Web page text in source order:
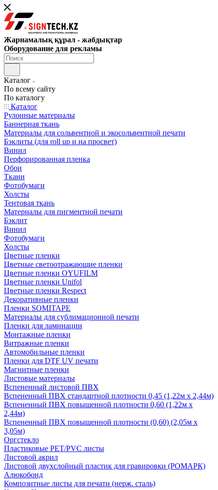
Жарнамалық құрал - жабдықтар
Оборудование для рекламы
Каталог
По всему сайту
По каталогу
Каталог
Рулонные материалы
Баннерная ткань
Материалы для сольвентной и экосольвентной печати
Бэклиты (для roll up и на просвет)
Винил
Перфорированная пленка
Обои
Ткани
Фотобумаги
Холсты
Тентовая ткань
Материалы для пигментной печати
Бэклит
Винил
Фотобумаги
Холсты
Цветные пленки
Цветные светоотражающие пленки
Цветные пленки OYUFILM
Цветные пленки Unifol
Цветные пленки Respect
Декоративные пленки
Пленки SOMITAPE
Материалы для сублимационной печати
Пленки для ламинации
Монтажные пленки
Витражные пленки
Автомобильные пленки
Пленки для DTF UV печати
Магнитные пленки
Листовые материалы
Вспененный листовой ПВХ
Вспененный ПВХ стандартной плотности 0,45 (1,22м х 2,44м)
Вспененный ПВХ повышенной плотности 0,60 (1,22м х
2,44м)
Вспененный ПВХ повышенной плотности (0,60) (2,05м х
3,05м)
Оргстекло
Пластиковые PET/PVC листы
Листовой акрил
Листовой двухслойный пластик для гравировки (РОМАРК)
Алюкобонд
Композитные листы для печати (нерж. сталь)